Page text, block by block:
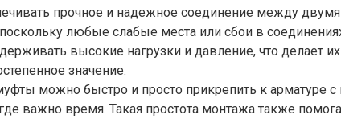
прочное и надежное соединение между
любые слабые места или сбои в
высокие нагрузки и давление, что делает
значение.
можно быстро и просто прикрепить к арматуре
важно время. Такая простота монтажа также